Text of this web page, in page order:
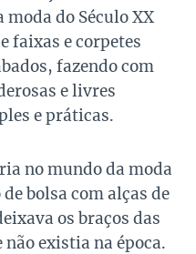
do Século XX
faixas e corpetes
fazendo com
e livres
e práticas.
no mundo da moda
bolsa com alças de
os braços das
existia na época.